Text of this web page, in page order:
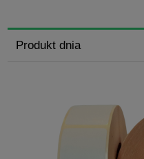
Produkt dnia